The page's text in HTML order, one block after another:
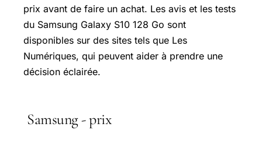
prix avant de faire un achat. Les avis et les tests
du Samsung Galaxy S10 128 Go sont
disponibles sur des sites tels que Les
Numériques, qui peuvent aider à prendre une
décision éclairée.
Samsung - prix